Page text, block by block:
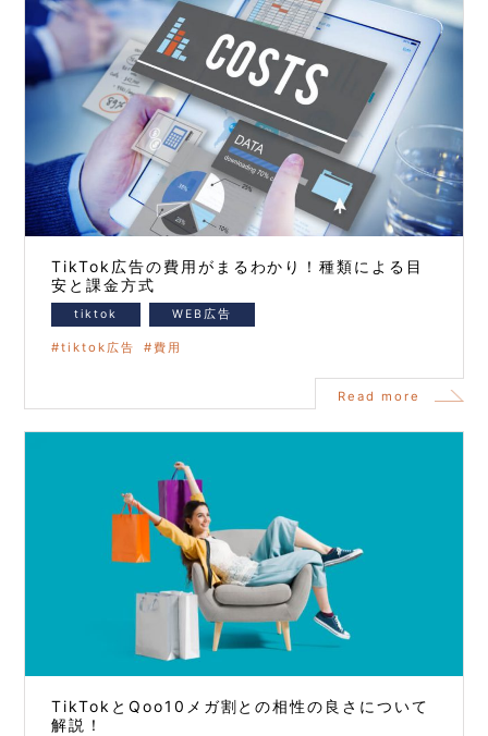
TikTok広告の費用がまるわかり！種類による目
安と課金方式
tiktok WEB広告
tiktok広告 費用
Read more
TikTokとQoo10メガ割との相性の良さについて
解説！